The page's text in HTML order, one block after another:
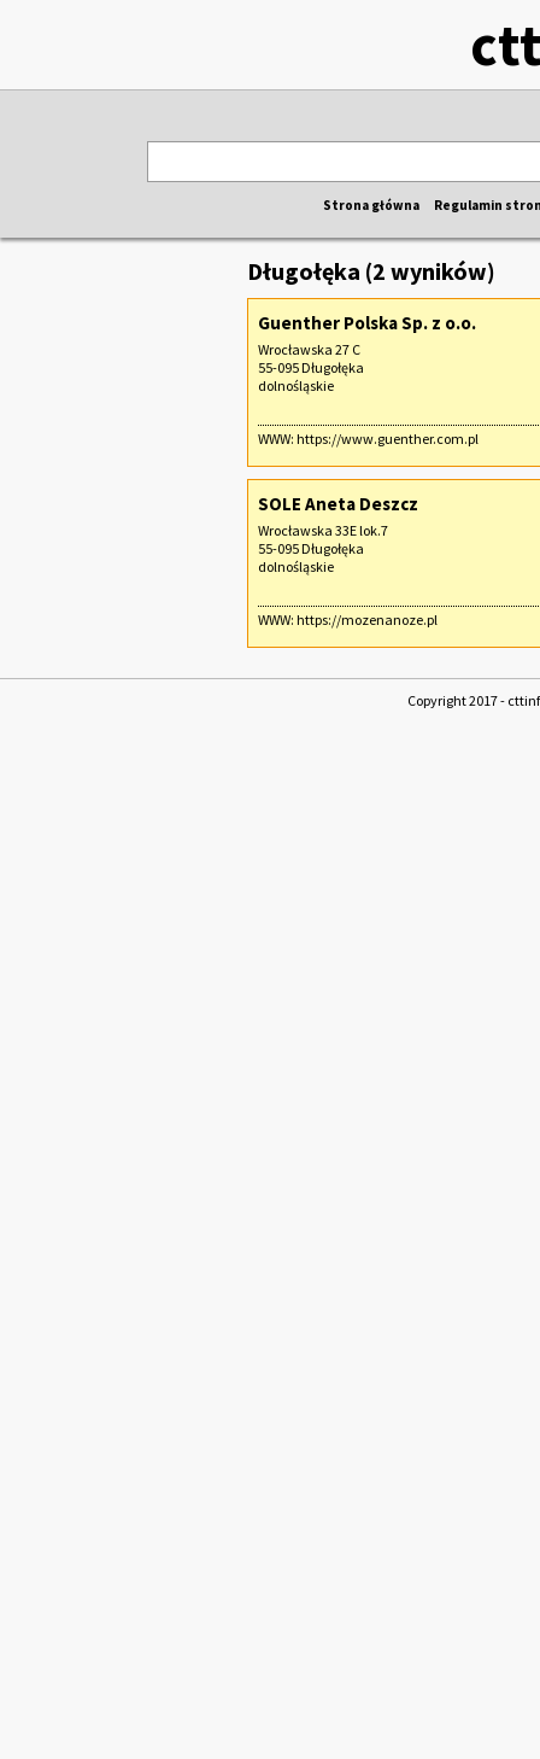
Strona główna Regulamin
Długołęka (2 wyników)
Guenther Polska Sp. z o.o.
Wrocławska 27 C
55-095 Długołęka
dolnośląskie
WWW: https://www.guenther.com.pl
SOLE Aneta Deszcz
Wrocławska 33E lok.7
55-095 Długołęka
dolnośląskie
WWW: https://mozenanoze.pl
Copyright 2017 -